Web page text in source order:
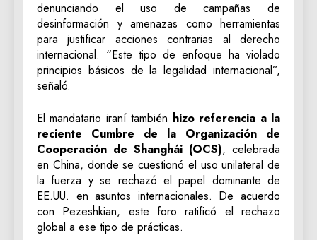
denunciando el uso de campañas de
desinformación y amenazas como herramientas
para justificar acciones contrarias al derecho
internacional. “Este tipo de enfoque ha violado
principios básicos de la legalidad internacional”,
señaló.
El mandatario iraní también hizo referencia a la
reciente Cumbre de la Organización de
Cooperación de Shanghái (OCS), celebrada
en China, donde se cuestionó el uso unilateral de
la fuerza y se rechazó el papel dominante de
EE.UU. en asuntos internacionales. De acuerdo
con Pezeshkian, este foro ratificó el rechazo
global a ese tipo de prácticas.